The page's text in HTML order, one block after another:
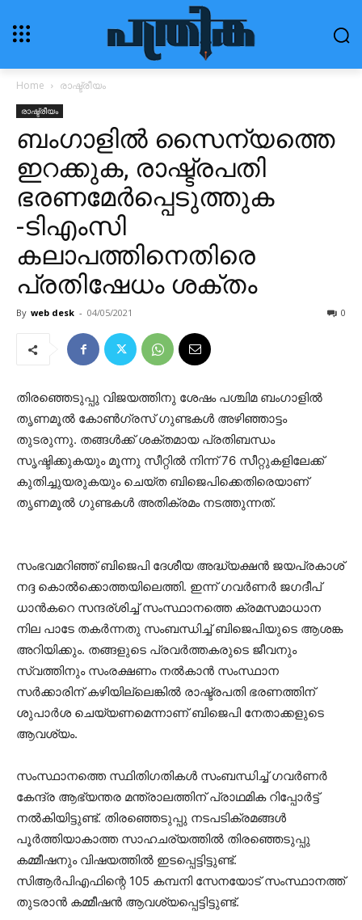
Home രാഷ്ട്രീയം
രാഷ്ട്രീയം
ബംഗാളില്‍ സൈന്യത്തെ
ഇറക്കുക, രാഷ്ട്രപതി
ഭരണമേര്‍പ്പെടുത്തുക
-ടിഎംസി
കലാപത്തിനെതിരെ
പ്രതിഷേധം ശക്തം
By web desk - 04/05/2021 0
തിരഞ്ഞെടുപ്പു വിജയത്തിനു ശേഷം പശ്ചിമ ബംഗാളില്‍
തൃണമൂല്‍ കോണ്‍ഗ്രസ് ഗുണ്ടകള്‍ അഴിഞ്ഞാട്ടം
തുടരുന്നു. തങ്ങള്‍ക്ക് ശക്തമായ പ്രതിബന്ധം
സൃഷ്ടിക്കുകയും മൂന്നു സീറ്റില്‍ നിന്ന് 76 സീറ്റുകളിലേക്ക്
കുതിച്ചുയരുകയും ചെയ്ത ബിജെപിക്കെതിരെയാണ്
തൃണമൂല്‍ ഗുണ്ടകള്‍ അതിക്രമം നടത്തുന്നത്.
സംഭവമറിഞ്ഞ് ബിജെപി ദേശീയ അദ്ധ്യക്ഷന്‍ ജയപ്രകാശ്
നദ്ദ കൊല്‍ക്കൊത്തയിലെത്തി. ഇന്ന് ഗവര്‍ണര്‍ ജഗദീപ്
ധാന്‍കറെ സന്ദര്ശിച്ച് സംസ്ഥാനത്തെ ക്രമസമാധാന
നില പാടേ തകര്‍ന്നതു സംബന്ധിച്ച് ബിജെപിയുടെ ആശങ്ക
അറിയിക്കും. തങ്ങളുടെ പ്രവര്‍ത്തകരുടെ ജീവനും
സ്വത്തിനും സംരക്ഷണം നല്‍കാന്‍ സംസ്ഥാന
സര്‍ക്കാരിന് കഴിയില്ലെങ്കില്‍ രാഷ്ട്രപതി ഭരണത്തിന്
ശുപാര്‍ശ ചെയ്യണമെന്നാണ് ബിജെപി നേതാക്കളുടെ
ആവശ്യം.
സംസ്ഥാനത്തെ സ്ഥിതിഗതികള്‍ സംബന്ധിച്ച് ഗവര്‍ണര്‍
കേന്ദ്ര ആഭ്യന്തര മന്ത്രാലത്തിന് പ്രാഥമിക റിപ്പോര്‍ട്ട്
നല്‍കിയിട്ടുണ്ട്. തിരഞ്ഞെടുപ്പു നടപടിക്രമങ്ങള്‍
പൂര്‍ത്തിയാകാത്ത സാഹചര്യത്തില്‍ തിരഞ്ഞെടുപ്പു
കമ്മീഷനും വിഷയത്തില്‍ ഇടപ്പെട്ടിട്ടുണ്ട്.
സിആര്‍പിഎഫിന്റെ 105 കമ്പനി സേനയോട് സംസ്ഥാനത്ത്
തുടരാന്‍ കമ്മീഷന്‍ ആവശ്യപ്പെട്ടിട്ടുണ്ട്.